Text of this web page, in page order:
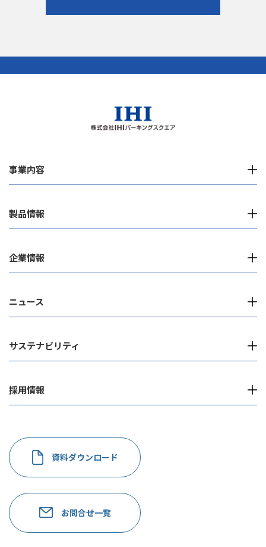
事業内容
製品情報
企業情報
ニュース
サステナビリティ
採用情報
資料ダウンロード
お問合せ一覧